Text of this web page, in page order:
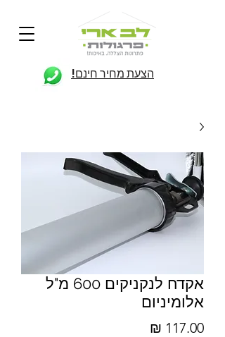
הצעת מחיר חינם!
אקדח לנקניקים 600 מ"ל
אלומיניום